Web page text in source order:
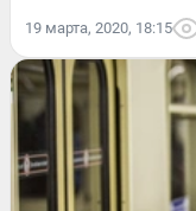
19 марта, 2020, 18:15